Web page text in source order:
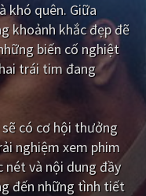
học - Tài liệu
khó quên. Giữa
khoảnh khắc đẹp đẽ
biến cố nghiệt
trái tim đang
có cơ hội thưởng
nghiệm xem phim
nét và nội dung đầy
đến những tình tiết